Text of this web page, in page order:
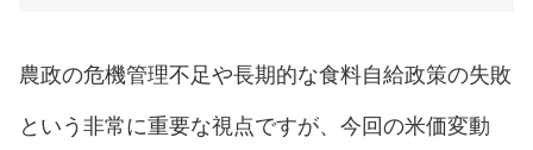
農政の危機管理不足や長期的な食料自給政策の失敗
という非常に重要な視点ですが、今回の米価変動